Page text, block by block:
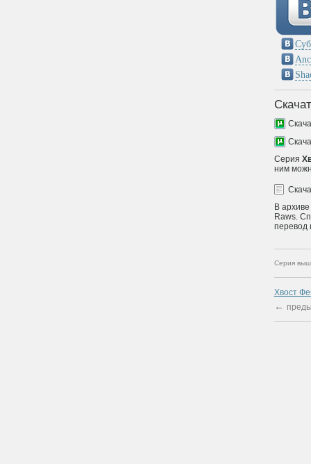
Серия
ним
В
Raws.
перевод
Серия
Хвост
←